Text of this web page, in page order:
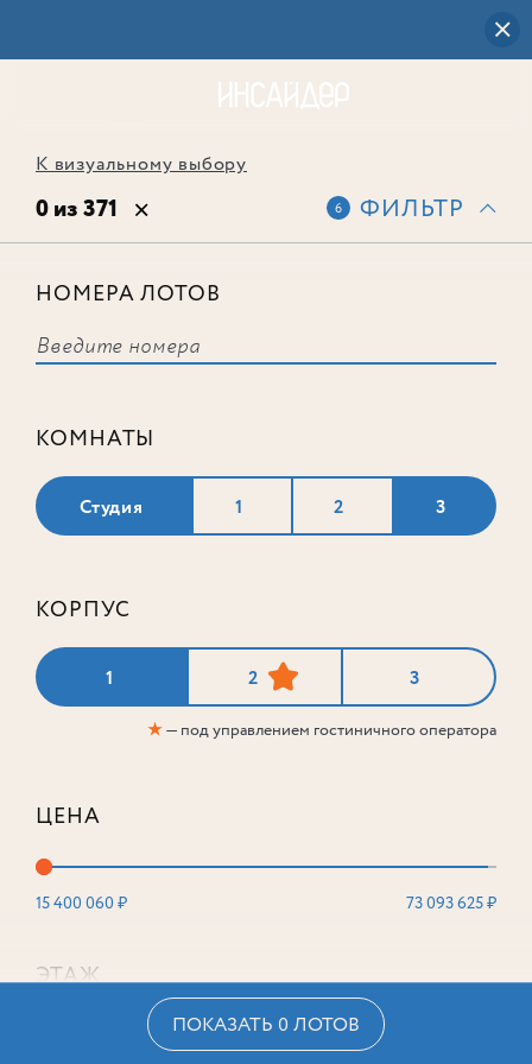
К визуальному выбору
0 из 371 6 ФИЛЬТР
НОМЕРА ЛОТОВ
КОМНАТЫ
Студия 1 2 3
КОРПУС
1 2 3
★— под управлением гостиничного оператора
ЦЕНА
15 400 060 ₽ 73 093 625 ₽
ЭТАЖ
ПОКАЗАТЬ 0 ЛОТОВ
соответствует ни одного лота